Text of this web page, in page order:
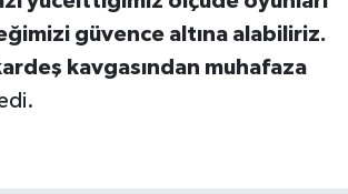
güvence altına alabiliriz.
kavgasından muhafaza